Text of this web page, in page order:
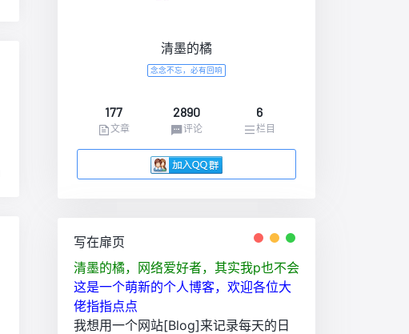
清墨的橘
念念不忘，必有回响
177
文章
2890
评论
6
栏目
写在扉页
清墨的橘，网络爱好者，其实我p也不会
这是一个萌新的个人博客，欢迎各位大
佬指指点点
我想用一个网站[Blog]来记录每天的日